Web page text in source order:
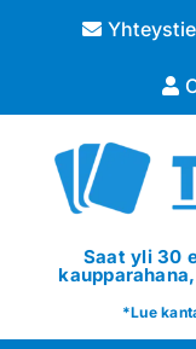
Saat yli 30
*Lue